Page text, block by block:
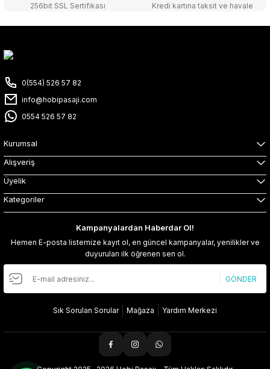
256bit SSL Sertifikası
Kredi kartına taksit ve havale
0(554) 526 57 82
info@hobipasaji.com
0554 526 57 82
Kurumsal
Alışveriş
Üyelik
Kategoriler
Kampanyalardan Haberdar Ol!
Hemen E-posta listemize kayıt ol, en güncel kampanyalar, yenilikler ve
duyuruları ilk öğrenen sen ol.
GÖNDER
Sık Sorulan Sorular Mağaza Yardım Merkezi